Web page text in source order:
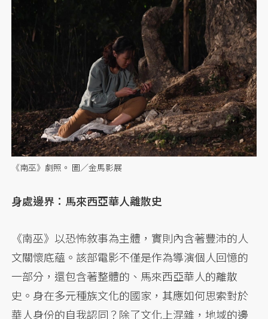
《南巫》劇照。 圖／金馬影展
身處邊界：馬來西亞華人離散史
《南巫》以恐怖敘事為主體，實則內含著豐沛的人
文關懷底蘊。該部電影不僅是作為導演個人回憶的
一部分，還包含著整體的、馬來西亞華人的離散
史。身在多元種族文化的國家，其應如何思索對於
華人身份的自我認同？除了文化上混雜，地域的邊